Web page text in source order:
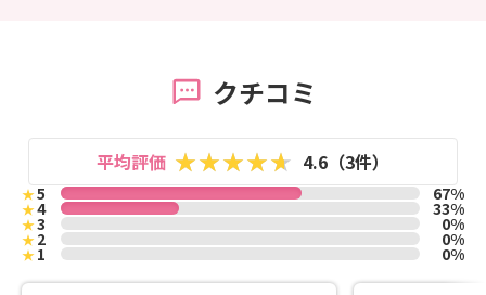
クチコミ
平均評価 4.6（3件）
★5 67%
★4 33%
★3 0%
★2 0%
★1 0%